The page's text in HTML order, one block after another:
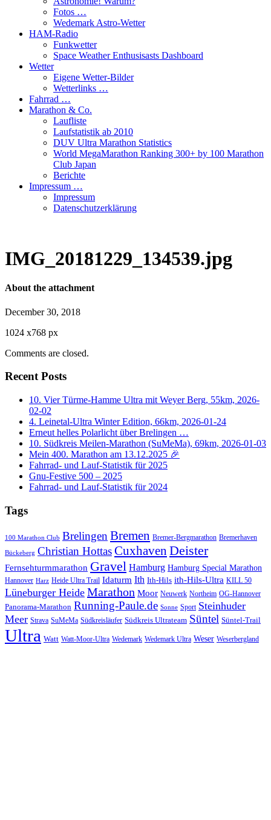
Fotos …
Wedemark Astro-Wetter
HAM-Radio
Funkwetter
Space Weather Enthusisasts Dashboard
Wetter
Eigene Wetter-Bilder
Wetterlinks …
Fahrrad …
Marathon & Co.
Laufliste
Laufstatistik ab 2010
DUV Ultra Marathon Statistics
World MegaMarathon Ranking 300+ by 100 Marathon
Club Japan
Berichte
Impressum …
Impressum
Datenschutzerklärung
IMG_20181229_134539.jpg
About the attachment
December 30, 2018
1024 x768 px
Comments are closed.
Recent Posts
10. Vier Türme-Hamme Ultra mit Weyer Berg, 55km, 2026-
02-02
4. Leinetal-Ultra Winter Edition, 66km, 2026-01-24
Erneut helles Polarlicht über Brelingen …
10. Südkreis Meilen-Marathon (SuMeMa), 69km, 2026-01-03
Mein 400. Marathon am 13.12.2025 🎉
Fahrrad- und Lauf-Statistik für 2025
Gnu-Festive 500 – 2025
Fahrrad- und Lauf-Statistik für 2024
Tags
100 Marathon Club BrelingenBremen Bremer-Bergmarathon Bremerhaven
Bückeberg Christian HottasCuxhaven Deister
Fernsehturmmarathon Gravel Hamburg Hamburg Special Marathon
Hannover Harz Heide Ultra Trail Idaturm Ith Ith-Hils ith-Hils-Ultra KILL 50
Lüneburger Heide Marathon Moor Neuwerk Northeim OG-Hannover
Panorama-Marathon Running-Paule.de Sonne Sport Steinhuder
Meer Strava SuMeMa Südkreisläufer Südkreis Ultrateam Süntel Süntel-Trail
Ultra Watt Watt-Moor-Ultra Wedemark Wedemark Ultra Weser Weserbergland